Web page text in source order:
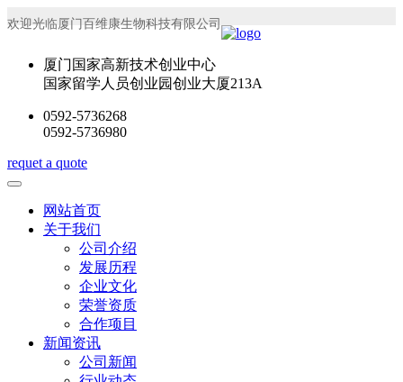
欢迎光临厦门百维康生物科技有限公司
厦门国家高新技术创业中心
国家留学人员创业园创业大厦213A
0592-5736268
0592-5736980
requet a quote
网站首页
关于我们
公司介绍
发展历程
企业文化
荣誉资质
合作项目
新闻资讯
公司新闻